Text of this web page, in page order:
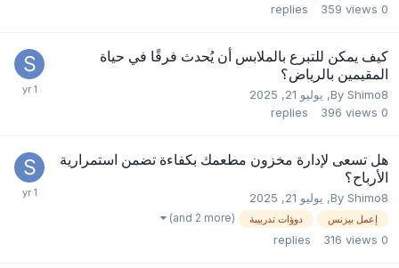
0
replies 359 views
كيف يمكن للتبرع بالملابس أن يُحدث فرقًا في حياة
المقيمين بالرياض؟
By Shimo8
, يوليو 21, 2025
0
replies 396 views
هل تسعى لإدارة مخزون مطعمك بكفاءة تضمن استمرارية
الأرباح؟
By Shimo8
, يوليو 21, 2025
إعمل بيزنس دوؤات تدربيبة (and 2 more)
0
replies 316 views